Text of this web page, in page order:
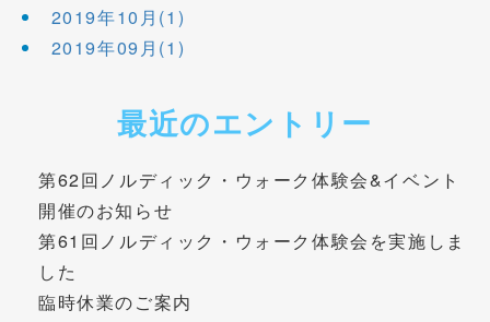
2019年10月(1)
2019年09月(1)
最近のエントリー
第62回ノルディック・ウォーク体験会&イベント
開催のお知らせ
第61回ノルディック・ウォーク体験会を実施しま
した
臨時休業のご案内